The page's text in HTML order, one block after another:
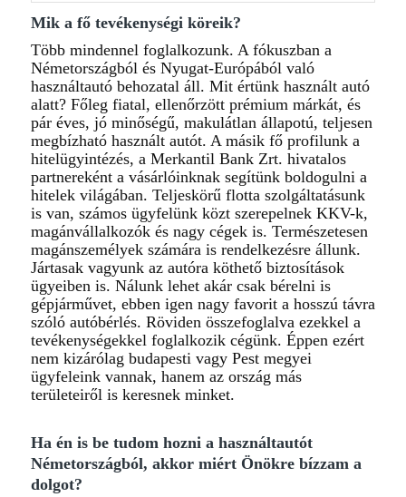
Mik a fő tevékenységi köreik?
Több mindennel foglalkozunk. A fókuszban a
Németországból és Nyugat-Európából való
használtautó behozatal áll. Mit értünk használt autó
alatt? Főleg fiatal, ellenőrzött prémium márkát, és
pár éves, jó minőségű, makulátlan állapotú, teljesen
megbízható használt autót. A másik fő profilunk a
hitelügyintézés, a Merkantil Bank Zrt. hivatalos
partnereként a vásárlóinknak segítünk boldogulni a
hitelek világában. Teljeskörű flotta szolgáltatásunk
is van, számos ügyfelünk közt szerepelnek KKV-k,
magánvállalkozók és nagy cégek is. Természetesen
magánszemélyek számára is rendelkezésre állunk.
Jártasak vagyunk az autóra köthető biztosítások
ügyeiben is. Nálunk lehet akár csak bérelni is
gépjárművet, ebben igen nagy favorit a hosszú távra
szóló autóbérlés. Röviden összefoglalva ezekkel a
tevékenységekkel foglalkozik cégünk. Éppen ezért
nem kizárólag budapesti vagy Pest megyei
ügyfeleink vannak, hanem az ország más
területeiről is keresnek minket.
Ha én is be tudom hozni a használtautót
Németországból, akkor miért Önökre bízzam a
dolgot?